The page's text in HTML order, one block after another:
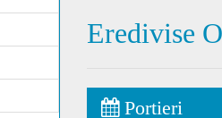
Eredivise
Portieri